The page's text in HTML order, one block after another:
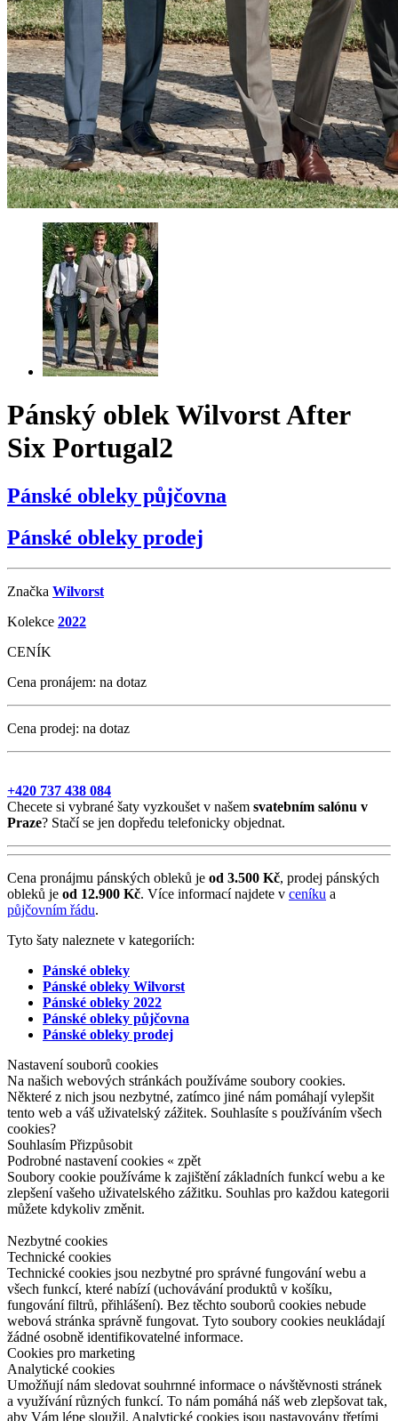
Pánský oblekWilvorst After
Six Portugal2
Pánské obleky půjčovna
Pánské obleky prodej
Značka Wilvorst
Kolekce 2022
CENÍK
Cena pronájem: na dotaz
Cena prodej: na dotaz
+420 737 438 084
Checete si vybrané šaty vyzkoušet v našem svatebním salónu v
Praze? Stačí se jen dopředu telefonicky objednat.
Cena pronájmu pánských obleků je od 3.500 Kč, prodej pánských
obleků je od 12.900 Kč. Více informací najdete v ceníku a
půjčovním řádu.
Tyto šaty naleznete v kategoriích:
Pánské obleky
Pánské obleky Wilvorst
Pánské obleky 2022
Pánské obleky půjčovna
Pánské obleky prodej
Nastavení souborů cookies
Na našich webových stránkách používáme soubory cookies.
Některé z nich jsou nezbytné, zatímco jiné nám pomáhají vylepšit
tento web a váš uživatelský zážitek. Souhlasíte s používáním všech
cookies?
Souhlasím Přizpůsobit
Podrobné nastavení cookies « zpět
Soubory cookie používáme k zajištění základních funkcí webu a ke
zlepšení vašeho uživatelského zážitku. Souhlas pro každou kategorii
můžete kdykoliv změnit.
Nezbytné cookies
Technické cookies
Technické cookies jsou nezbytné pro správné fungování webu a
všech funkcí, které nabízí (uchovávání produktů v košíku,
fungování filtrů, přihlášení). Bez těchto souborů cookies nebude
webová stránka správně fungovat. Tyto soubory cookies neukládají
žádné osobně identifikovatelné informace.
Cookies pro marketing
Analytické cookies
Umožňují nám sledovat souhrnné informace o návštěvnosti stránek
a využívání různých funkcí. To nám pomáhá náš web zlepšovat tak,
aby Vám lépe sloužil. Analytické cookies jsou nastavovány třetími